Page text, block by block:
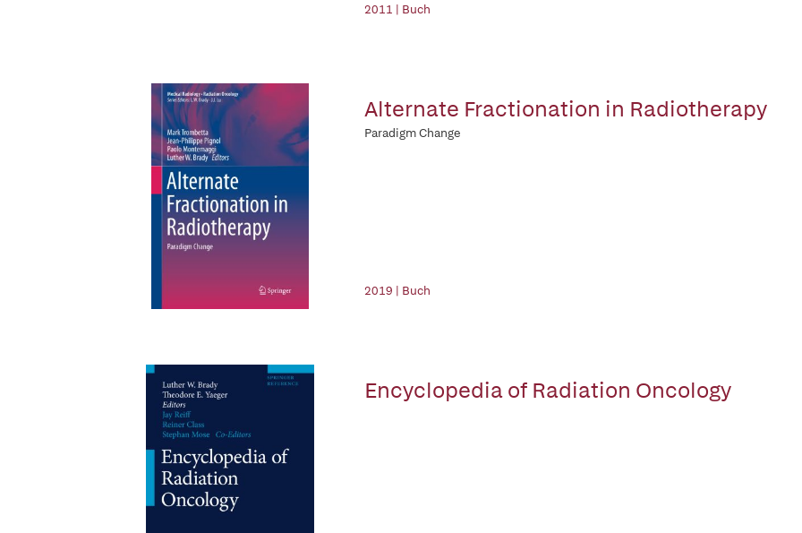
2011 | Buch
Alternate Fractionation in Radiotherapy
Paradigm Change
2019 | Buch
Encyclopedia of Radiation Oncology